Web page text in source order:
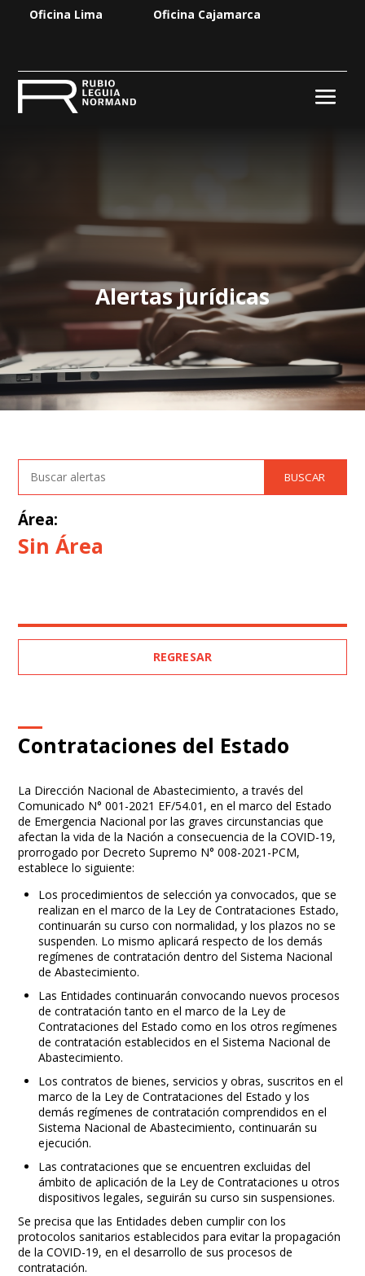
Oficina Lima Oficina Cajamarca
Alertas jurídicas
Área:
Sin Área
REGRESAR
Contrataciones del Estado
La Dirección Nacional de Abastecimiento, a través del
Comunicado N° 001-2021 EF/54.01, en el marco del Estado
de Emergencia Nacional por las graves circunstancias que
afectan la vida de la Nación a consecuencia de la COVID-19,
prorrogado por Decreto Supremo N° 008-2021-PCM,
establece lo siguiente:
Los procedimientos de selección ya convocados, que se
realizan en el marco de la Ley de Contrataciones Estado,
continuarán su curso con normalidad, y los plazos no se
suspenden. Lo mismo aplicará respecto de los demás
regímenes de contratación dentro del Sistema Nacional
de Abastecimiento.
Las Entidades continuarán convocando nuevos procesos
de contratación tanto en el marco de la Ley de
Contrataciones del Estado como en los otros regímenes
de contratación establecidos en el Sistema Nacional de
Abastecimiento.
Los contratos de bienes, servicios y obras, suscritos en el
marco de la Ley de Contrataciones del Estado y los
demás regímenes de contratación comprendidos en el
Sistema Nacional de Abastecimiento, continuarán su
ejecución.
Las contrataciones que se encuentren excluidas del
ámbito de aplicación de la Ley de Contrataciones u otros
dispositivos legales, seguirán su curso sin suspensiones.
Se precisa que las Entidades deben cumplir con los
protocolos sanitarios establecidos para evitar la propagación
de la COVID-19, en el desarrollo de sus procesos de
contratación.